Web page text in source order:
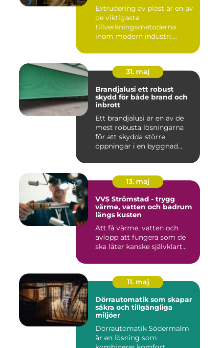
Extrudering av plast är en av
de viktigaste
tillverkningsmetoderna
inom modern industri.
31. maj
Brandjalusi ett robust
skydd för både brand och
inbrott
Ett brandjalusi är en av de
mest robusta lösningarna
för att skydda större
öppningar i en byggnad
13. maj
VVS Strömstad - trygg
värme, vatten och badrum
längs kusten
Att få värme, vatten och
avlopp att fungera som de
ska låter kanske självklart...
11. maj
Dörrautomatik som skapar
säkra och tillgängliga
miljöer
Dörrautomatik Södermalm
är en lösning som